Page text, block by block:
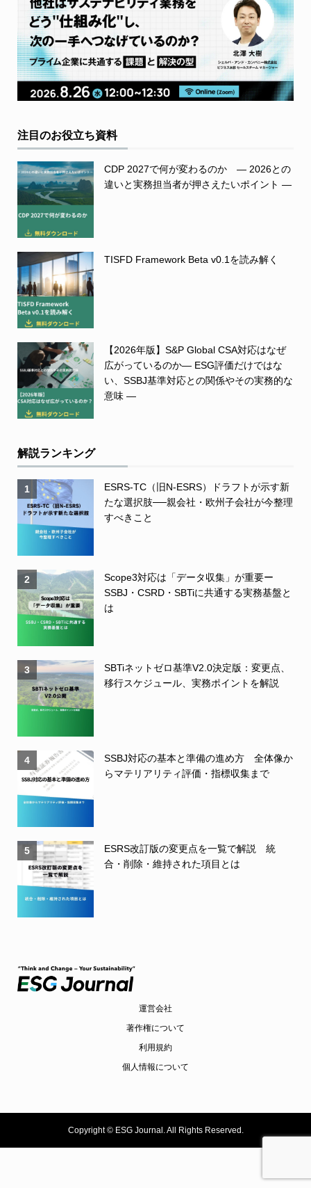
注目のお役立ち資料
CDP 2027で何が変わるのか ― 2026との
違いと実務担当者が押さえたいポイント ―
TISFD Framework Beta v0.1を読み解く
【2026年版】S&P Global CSA対応はなぜ
広がっているのか― ESG評価だけではな
い、SSBJ基準対応との関係やその実務的な
意味 ―
解説ランキング
1
ESRS-TC（旧N-ESRS）ドラフトが示す新
たな選択肢──親会社・欧州子会社が今整理
すべきこと
2
Scope3対応は「データ収集」が重要ー
SSBJ・CSRD・SBTiに共通する実務基盤と
は
3
SBTiネットゼロ基準V2.0決定版：変更点、
移行スケジュール、実務ポイントを解説
4
SSBJ対応の基本と準備の進め方 全体像か
らマテリアリティ評価・指標収集まで
5
ESRS改訂版の変更点を一覧で解説 統
合・削除・維持された項目とは
運営会社
著作権について
利用規約
個人情報について
Copyright ©ESG Journal. All Rights Reserved.